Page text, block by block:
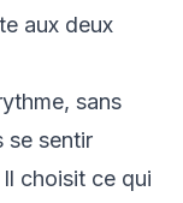
aux deux
sans
se sentir
choisit ce qui